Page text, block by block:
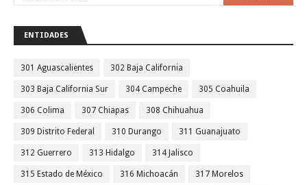
ENTIDADES
301 Aguascalientes 302 Baja California
303 Baja California Sur 304 Campeche 305 Coahuila
306 Colima 307 Chiapas 308 Chihuahua
309 Distrito Federal 310 Durango 311 Guanajuato
312 Guerrero 313 Hidalgo 314 Jalisco
315 Estado de México 316 Michoacán 317 Morelos